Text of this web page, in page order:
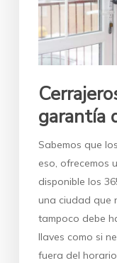
garantía
Sabemos que
eso, ofrecemos
disponible los
una ciudad que
tampoco debe
llaves como si
fuera del